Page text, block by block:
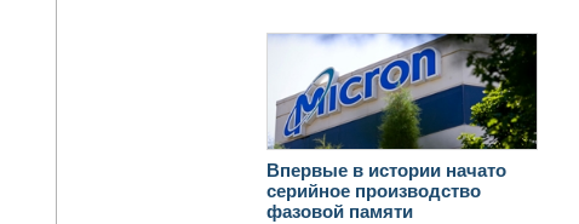
Впервые в истории начато
серийное производство
фазовой памяти